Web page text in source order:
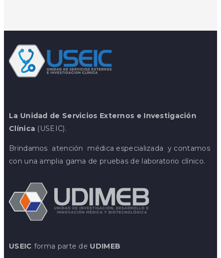
La Unidad de Servicios Externos e Investigación
Clínica (USEIC).
Brindamos atención médica especializada y contamos
con una amplia gama de pruebas de laboratorio clínico.
USEIC forma parte de UDIMEB